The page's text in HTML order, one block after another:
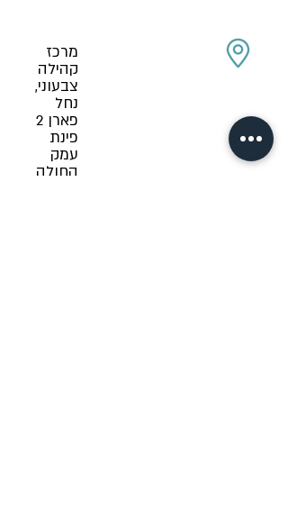
מרכז
קהילה
צבעוני,
נחל
פארן 2
פינת
עמק
החולה